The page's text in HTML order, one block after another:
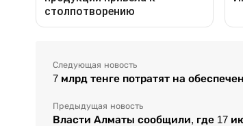
Следующая новость
7 млрд тенге потратят на
Предыдущая новость
Власти Алматы сообщили, где 17